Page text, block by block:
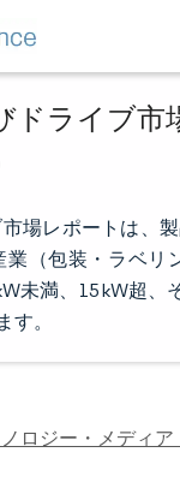
ドライブ市
場レポートは、
（包装・ラベ
未満、15 kW超
す。
ロジー・メディア